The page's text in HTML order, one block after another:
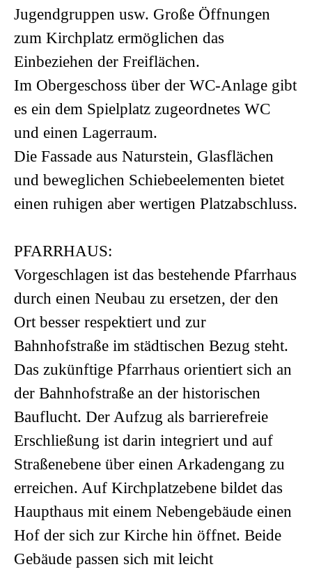
Jugendgruppen usw. Große Öffnungen
zum Kirchplatz ermöglichen das
Einbeziehen der Freiflächen.
Im Obergeschoss über der WC-Anlage gibt
es ein dem Spielplatz zugeordnetes WC
und einen Lagerraum.
Die Fassade aus Naturstein, Glasflächen
und beweglichen Schiebeelementen bietet
einen ruhigen aber wertigen Platzabschluss.
PFARRHAUS:
Vorgeschlagen ist das bestehende Pfarrhaus
durch einen Neubau zu ersetzen, der den
Ort besser respektiert und zur
Bahnhofstraße im städtischen Bezug steht.
Das zukünftige Pfarrhaus orientiert sich an
der Bahnhofstraße an der historischen
Bauflucht. Der Aufzug als barrierefreie
Erschließung ist darin integriert und auf
Straßenebene über einen Arkadengang zu
erreichen. Auf Kirchplatzebene bildet das
Haupthaus mit einem Nebengebäude einen
Hof der sich zur Kirche hin öffnet. Beide
Gebäude passen sich mit leicht